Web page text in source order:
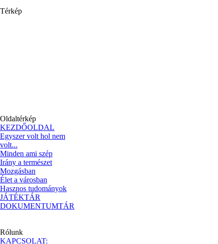
Térkép
Oldaltérkép
KEZDŐOLDAL
Egyszer volt hol nem
volt...
Minden ami szép
Irány a természet
Mozgásban
Élet a városban
Hasznos tudományok
JÁTÉKTÁR
DOKUMENTUMTÁR
Rólunk
KAPCSOLAT: